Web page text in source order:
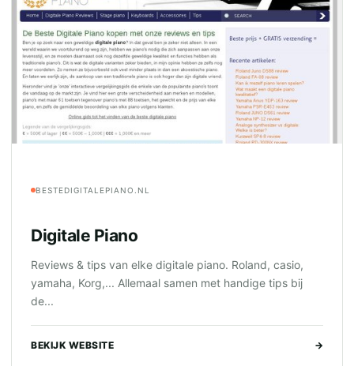
BESTEDIGITALEPIANO.NL
Digitale Piano
Reviews & tips van elke digitale piano. Roland, casio,
yamaha, Korg,... Allemaal samen met handige tips bij
de...
BEKIJK WEBSITE →